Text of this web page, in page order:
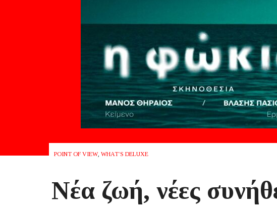
POINT OF VIEW, WHAT’S DELUXE
Νέα ζωή, νέες